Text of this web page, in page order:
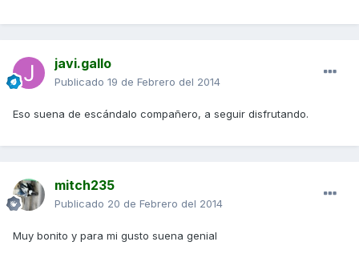
javi.gallo
Publicado 19 de Febrero del 2014
Eso suena de escándalo compañero, a seguir disfrutando.
mitch235
Publicado 20 de Febrero del 2014
Muy bonito y para mi gusto suena genial